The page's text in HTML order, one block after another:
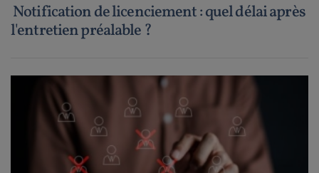
Notification de licenciement : quel délai après
l'entretien préalable ?